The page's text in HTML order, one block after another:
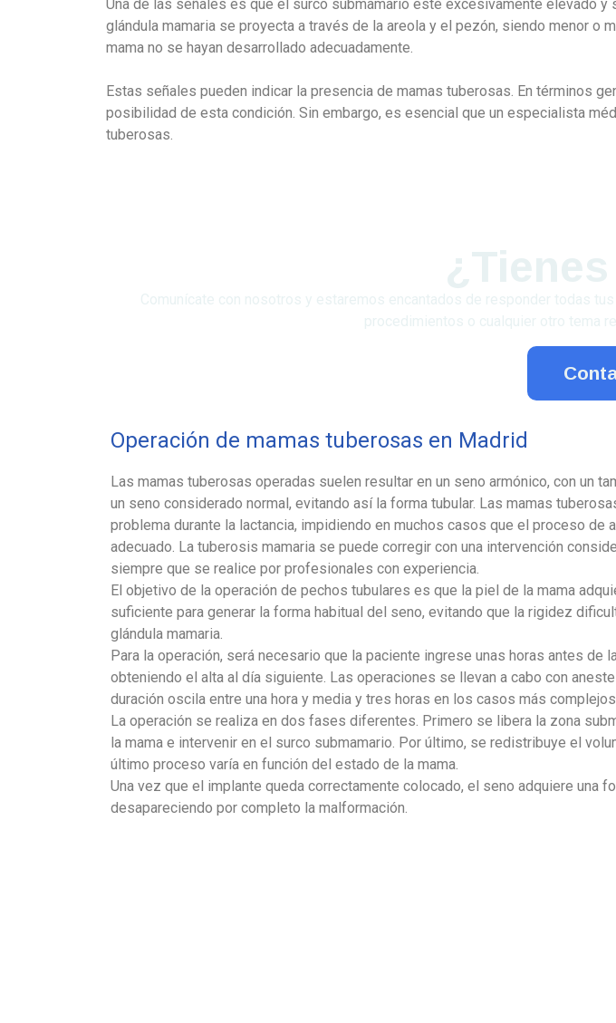
Una de las señales es que el surco submamario esté excesivamente elevado y
glándula mamaria se proyecta a través de la areola y el pezón, siendo menor
mama no se hayan desarrollado adecuadamente.
Estas señales pueden indicar la presencia de mamas tuberosas. En términos
posibilidad de esta condición. Sin embargo, es esencial que un especialista
tuberosas.
Operación de mamas tuberosas en Madrid
Las mamas tuberosas operadas suelen resultar en un seno armónico, con un
un seno considerado normal, evitando así la forma tubular. Las mamas
problema durante la lactancia, impidiendo en muchos casos que el proceso de
adecuado. La tuberosis mamaria se puede corregir con una intervención
siempre que se realice por profesionales con experiencia.
El objetivo de la operación de pechos tubulares es que la piel de la mama
suficiente para generar la forma habitual del seno, evitando que la rigidez
glándula mamaria.
Para la operación, será necesario que la paciente ingrese unas horas antes de
obteniendo el alta al día siguiente. Las operaciones se llevan a cabo con
duración oscila entre una hora y media y tres horas en los casos más complejos.
La operación se realiza en dos fases diferentes. Primero se libera la zona
la mama e intervenir en el surco submamario. Por último, se redistribuye el
último proceso varía en función del estado de la mama.
Una vez que el implante queda correctamente colocado, el seno adquiere una
desapareciendo por completo la malformación.